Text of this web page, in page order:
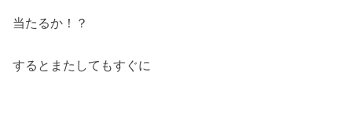
当たるか！？
するとまたしてもすぐに